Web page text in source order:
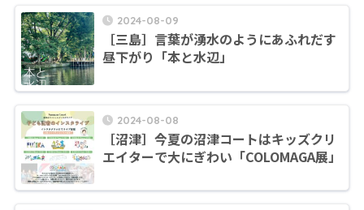
2024-08-09
［三島］言葉が湧水のようにあふれだす
昼下がり「本と水辺」
2024-08-08
［沼津］今夏の沼津コートはキッズクリ
エイターで大にぎわい「COLOMAGA展」